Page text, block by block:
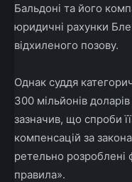
Бальдоні та його
юридичні рахунки
відхиленого позову.
Однак суддя
300 мільйонів
зазначив, що спроби
компенсацій за
ретельно розроблені
правила».